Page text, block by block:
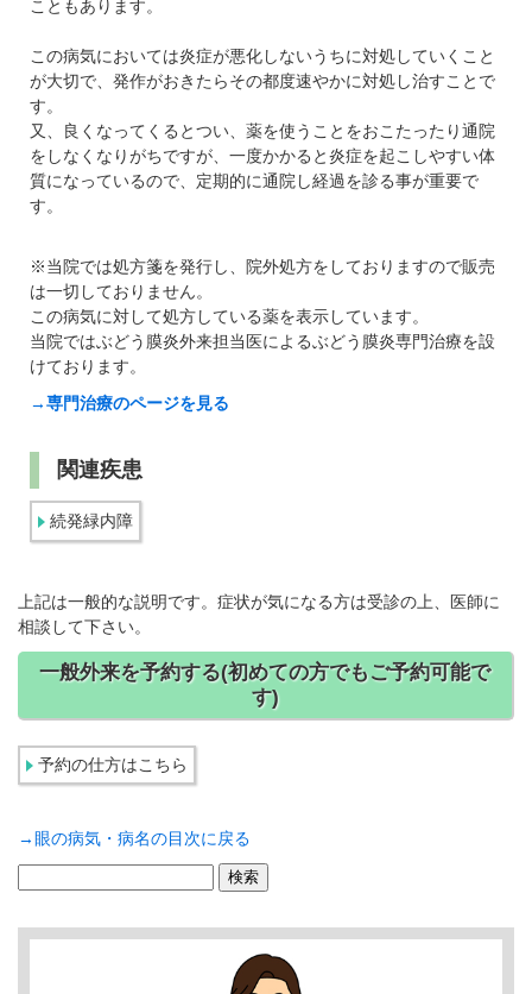
こともあります。
この病気においては炎症が悪化しないうちに対処していくこと
が大切で、発作がおきたらその都度速やかに対処し治すことで
す。
又、良くなってくるとつい、薬を使うことをおこたったり通院
をしなくなりがちですが、一度かかると炎症を起こしやすい体
質になっているので、定期的に通院し経過を診る事が重要で
す。
※当院では処方箋を発行し、院外処方をしておりますので販売
は一切しておりません。
この病気に対して処方している薬を表示しています。
当院ではぶどう膜炎外来担当医によるぶどう膜炎専門治療を設
けております。
→専門治療のページを見る
関連疾患
続発緑内障
上記は一般的な説明です。症状が気になる方は受診の上、医師に
相談して下さい。
一般外来を予約する(初めての方でもご予約可能で
す)
予約の仕方はこちら
→眼の病気・病名の目次に戻る